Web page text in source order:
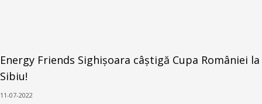
Energy Friends Sighișoara câștigă Cupa României la
Sibiu!
11-07-2022